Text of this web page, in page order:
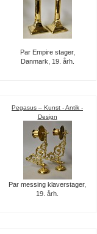
Par Empire stager,
Danmark, 19. årh.
Pegasus – Kunst - Antik -
Design
Par messing klaverstager,
19. årh.